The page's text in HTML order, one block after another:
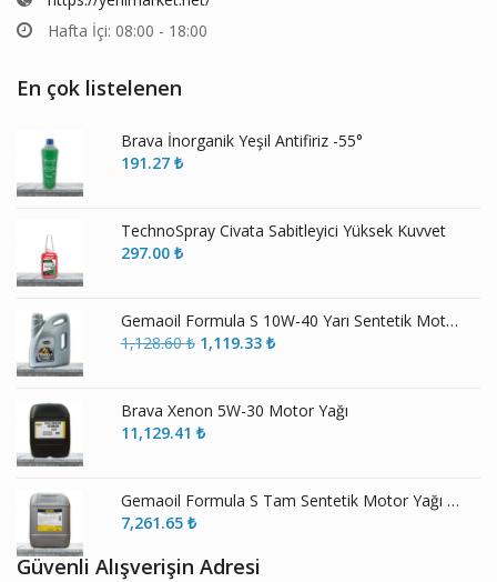
Hafta İçi: 08:00 - 18:00
En çok listelenen
Brava İnorganik Yeşil Antifiriz -55°
191.27 ₺
TechnoSpray Civata Sabitleyici Yüksek Kuvvet
297.00 ₺
Gemaoil Formula S 10W-40 Yarı Sentetik Motor Yağı
1,128.60₺ Orijinal
1,119.33 ₺Şu
1,119.33 ₺.
Brava Xenon 5W-30 Motor Yağı
11,129.41 ₺
Gemaoil Formula S Tam Sentetik Motor Yağı ECS 5W-30
7,261.65 ₺
Güvenli Alışverişin Adresi